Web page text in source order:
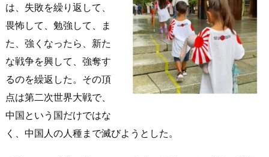
は、失敗を繰り返して、
畏怖して、勉強して、ま
た、強くなったら、新た
な戦争を興して、強奪す
るのを繰返した。その頂
点は第二次世界大戦で、
中国という国だけではな
く、中国人の人種まで滅びようとした。